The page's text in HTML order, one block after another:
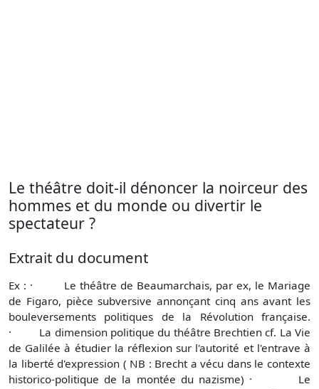
Le théâtre doit-il dénoncer la noirceur des
hommes et du monde ou divertir le
spectateur ?
Extrait du document
Ex : · Le théâtre de Beaumarchais, par ex, le Mariage
de Figaro, pièce subversive annonçant cinq ans avant les
bouleversements politiques de la Révolution française.
· La dimension politique du théâtre Brechtien cf. La Vie
de Galilée à étudier la réflexion sur l'autorité et l'entrave à
la liberté d'expression ( NB : Brecht a vécu dans le contexte
historico-politique de la montée du nazisme) · Le